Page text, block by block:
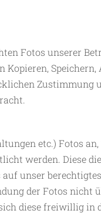
Fotos unserer
Zustimmung
etc.) Fotos
werden. Diese
unser
der Fotos nicht
diese freiwillig in